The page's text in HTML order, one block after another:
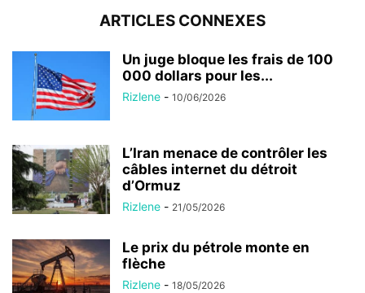
ARTICLES CONNEXES
Un juge bloque les frais de 100
000 dollars pour les...
Rizlene - 10/06/2026
L’Iran menace de contrôler les
câbles internet du détroit
d’Ormuz
Rizlene - 21/05/2026
Le prix du pétrole monte en
flèche
Rizlene - 18/05/2026